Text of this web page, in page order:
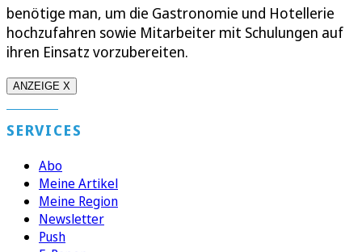
benötige man, um die Gastronomie und Hotellerie
hochzufahren sowie Mitarbeiter mit Schulungen auf
ihren Einsatz vorzubereiten.
ANZEIGE X
SERVICES
Abo
Meine Artikel
Meine Region
Newsletter
Push